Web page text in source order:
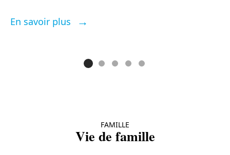
En savoir plus
FAMILLE
Vie de famille